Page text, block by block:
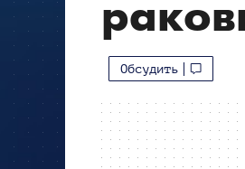
Обсудить